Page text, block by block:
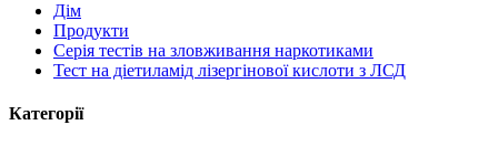
Дім
Продукти
Серія тестів на зловживання наркотиками
Тест на діетиламід лізергінової кислоти з ЛСД
Категорії